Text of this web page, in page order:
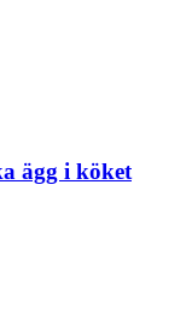
ägg i köket